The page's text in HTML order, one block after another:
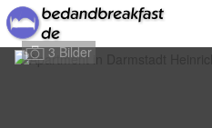
3 Bilder